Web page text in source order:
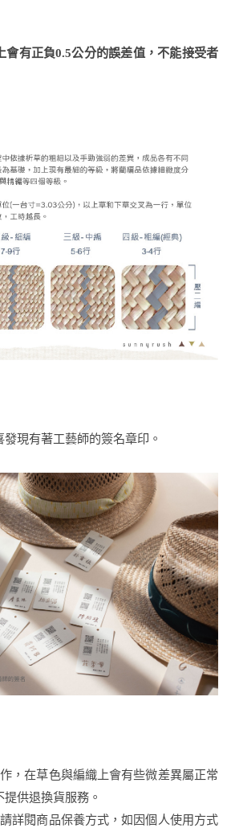
會有正負0.5公分的誤差值，不能接受者
現有著工藝師的簽名章印。
，在草色與編織上會有些微差異屬正常
供退換貨服務。
詳閱商品保養方式，如因個人使用方式